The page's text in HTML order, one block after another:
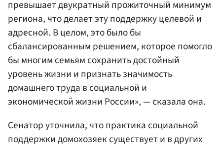
превышает двукратный прожиточный минимум
региона, что делает эту поддержку целевой и
адресной. В целом, это было бы
сбалансированным решением, которое помогло
бы многим семьям сохранить достойный
уровень жизни и признать значимость
домашнего труда в социальной и
экономической жизни России», — сказала она.
Сенатор уточнила, что практика социальной
поддержки домохозяек существует и в других